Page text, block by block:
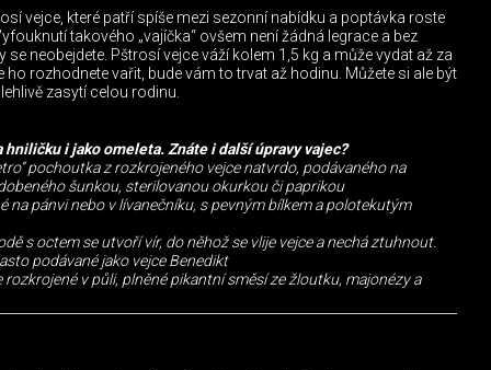
vejce, které patří spíše mezi sezonní nabídku a poptávka roste
takového „vajíčka“ ovšem není žádná legrace a bez
neobejdete. Pštrosí vejce váží kolem 1,5 kg a může vydat až za
rozhodnete vařit, bude vám to trvat až hodinu. Můžete si ale být
zasytí celou rodinu.
hniličku i jako omeleta. Znáte i další úpravy vajec?
pochoutka z rozkrojeného vejce natvrdo, podávaného na
šunkou, sterilovanou okurkou či paprikou
na pánvi nebo v lívanečníku, s pevným bílkem a polotekutým
s octem se utvoří vír, do něhož se vlije vejce a nechá ztuhnout.
podávané jako vejce Benedikt
rozkrojené v půli, plněné pikantní směsí ze žloutku, majonézy a